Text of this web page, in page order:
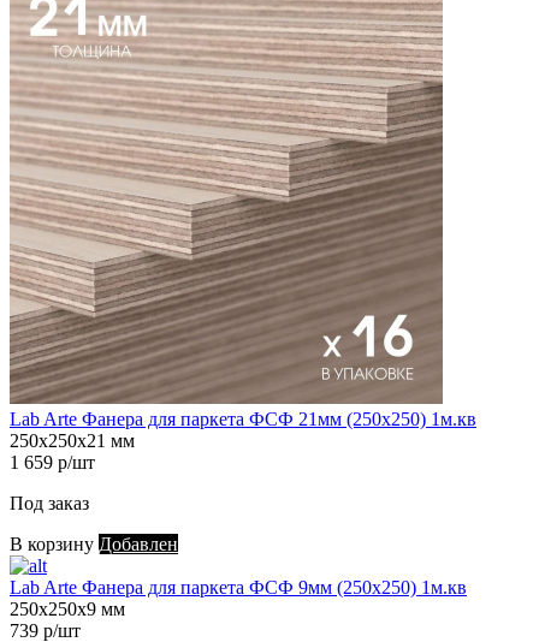
Lab Arte Фанера для паркета ФСФ 21мм (250х250) 1м.кв
250х250х21 мм
1 659 р/шт
Под заказ
В корзину Добавлен
Lab Arte Фанера для паркета ФСФ 9мм (250х250) 1м.кв
250х250х9 мм
739 р/шт